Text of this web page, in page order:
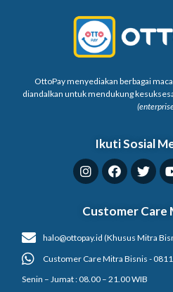
OttoPay menyediakan berbagai
diandalkan untuk mendukung
Ikuti Sosial
Customer Care
halo@ottopay.id (Khusus Mitra
Customer Care Mitra Bisnis -
Senin – Jumat : 08.00 – 21.00 WIB